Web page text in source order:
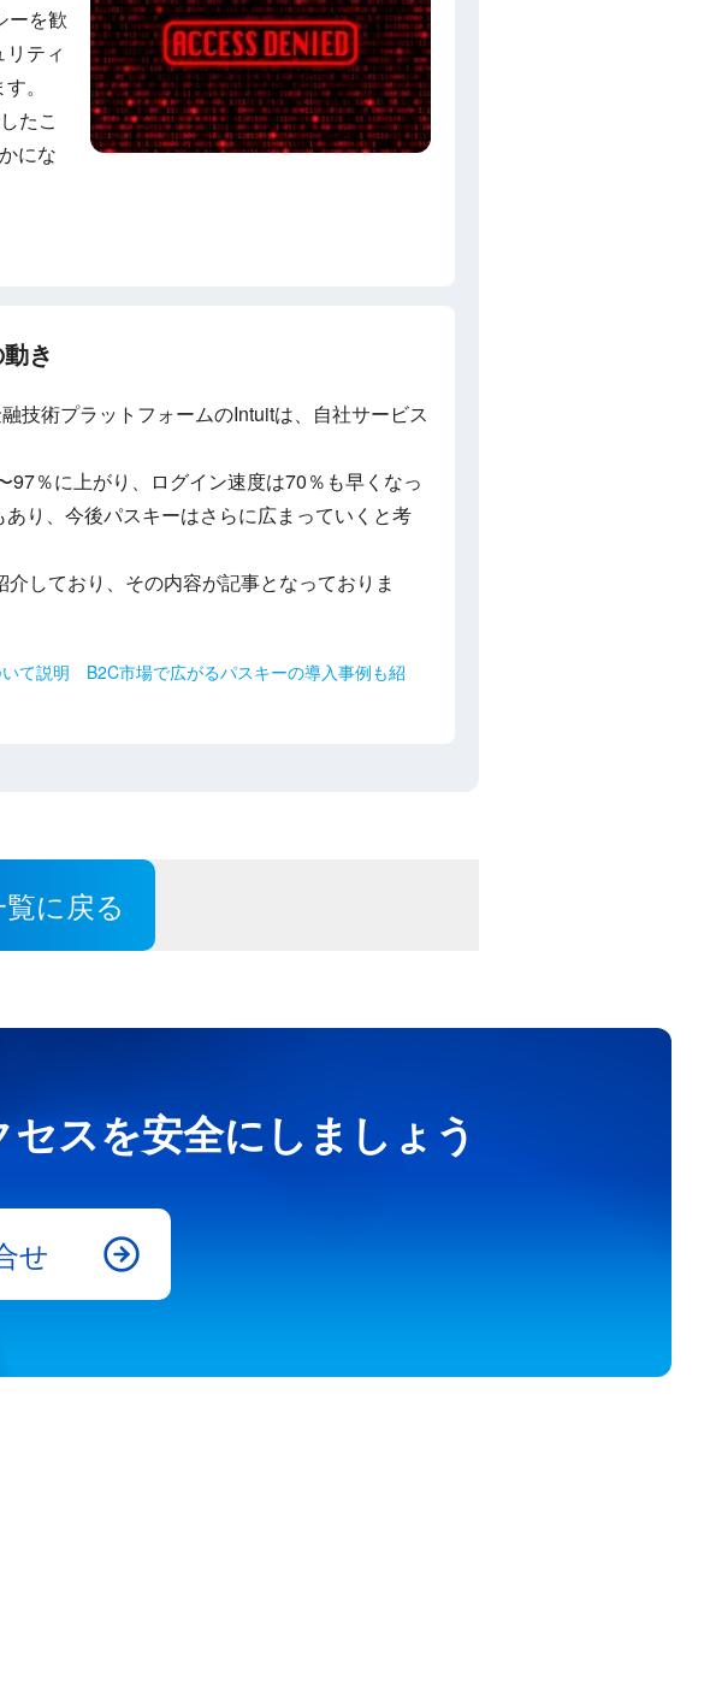
ーを歓
ティ
。
たこ
にな
き
技術プラットフォームのIntuitは、自社サービス
％に上がり、ログイン速度は70％も早くなっ
り、今後パスキーはさらに広まっていくと考
しており、その内容が記事となっておりま
て説明 B2C市場で広がるパスキーの導入事例も紹
に戻る
スを安全にしましょう
せ